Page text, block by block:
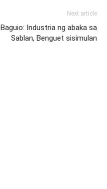
Next article
Baguio: Industria ng abaka sa
Sablan, Benguet sisimulan